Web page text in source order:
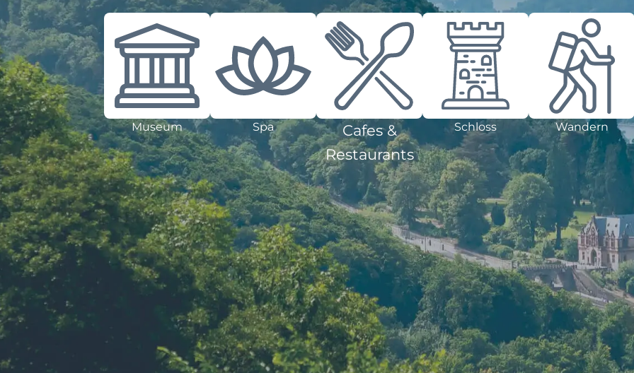
Museum Spa
Cafes &
Restaurants
Schloss Wandern